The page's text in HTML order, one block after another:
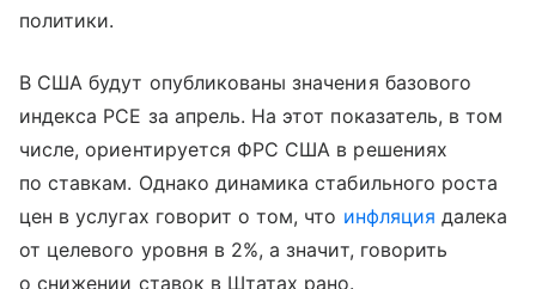
политики.
В США будут опубликованы значения базового
индекса PCE за апрель. На этот показатель, в том
числе, ориентируется ФРС США в решениях
по ставкам. Однако динамика стабильного роста
цен в услугах говорит о том, что инфляция далека
от целевого уровня в 2%, а значит, говорить
о снижении ставок в Штатах рано.